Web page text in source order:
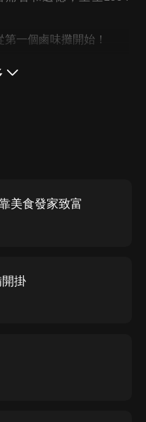
一個鹵味攤開始！
康的幸福生活！
美食發家致富
掛